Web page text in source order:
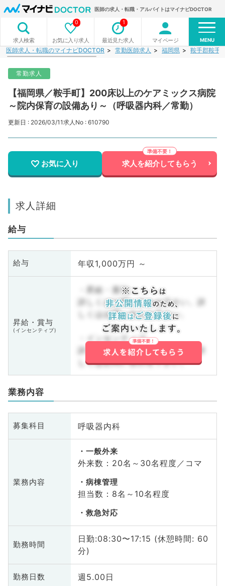
医師の求人・転職・アルバイトはマイナビDOCTOR
求人検索 お気に入り求人
0
最近見た求人
1
マイページ MENU
医師求人・転職のマイナビDOCTOR 常勤医師求人 福岡県 鞍手郡鞍手
常勤求人
【福岡県／鞍手町】200床以上のケアミックス病院
～院内保育の設備あり～（呼吸器内科／常勤）
更新日 : 2026/03/11求人No : 610790
お気に入り 求人を紹介してもらう
求人詳細
給与
給与 年収1,000万円 ～
昇給・賞与
(インセンティブ)
・昇給・賞与
詳しくはお問い合わせ下さい。詳
しくはお問い合わせ下さい。
・インセンティブ
詳しくはお問い合わせ下さい。詳
しくはお問い合わせ下さい。
業務内容
募集科目 呼吸器内科
業務内容
一般外来
外来数：20名～30名程度／コマ
病棟管理
担当数：8名～10名程度
救急対応
勤務時間
日勤:08:30〜17:15 (休憩時間: 60
分)
勤務日数 週5.00日